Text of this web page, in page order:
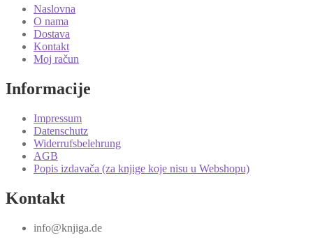
Naslovna
O nama
Dostava
Kontakt
Moj račun
Informacije
Impressum
Datenschutz
Widerrufsbelehrung
AGB
Popis izdavača (za knjige koje nisu u Webshopu)
Kontakt
info@knjiga.de